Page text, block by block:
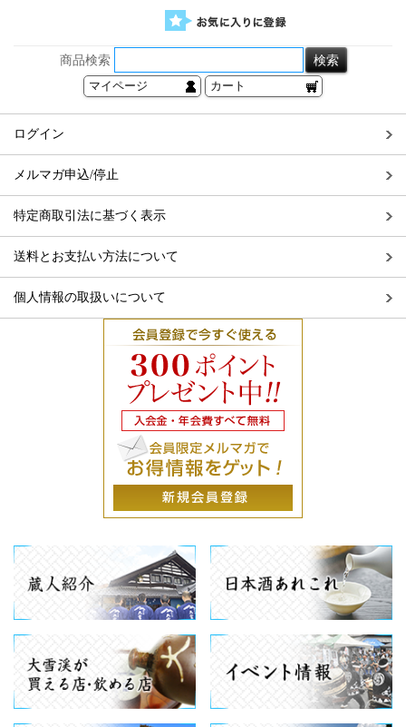
商品検索
マイページ カート
ログイン
メルマガ申込/停止
特定商取引法に基づく表示
送料とお支払い方法について
個人情報の取扱いについて